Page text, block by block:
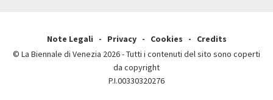
Note Legali Privacy Cookies
Credits
© La Biennale di Venezia 2026 - Tutti i contenuti del sito sono coperti
da copyright
P.I.00330320276